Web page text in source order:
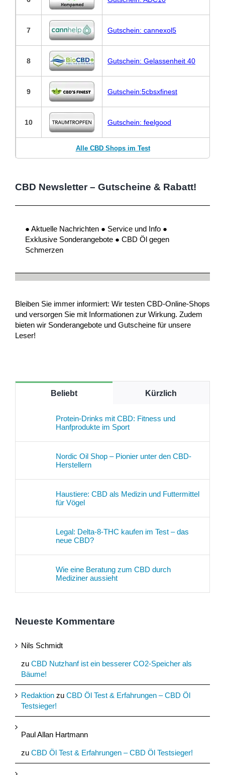
7 Gutschein: cannexol5
8 Gutschein: Gelassenheit 40
9 Gutschein:5cbsxfinest
10 Gutschein: feelgood
Alle CBD Shops im Test
CBD Newsletter – Gutscheine & Rabatt!
● Aktuelle Nachrichten ● Service und Info ●
Exklusive Sonderangebote ● CBD Öl gegen
Schmerzen
Bleiben Sie immer informiert: Wir testen CBD-Online-Shops
und versorgen Sie mit Informationen zur Wirkung. Zudem
bieten wir Sonderangebote und Gutscheine für unsere
Leser!
Beliebt Kürzlich
Protein-Drinks mit CBD: Fitness und
Hanfprodukte im Sport
Nordic Oil Shop – Pionier unter den CBD-
Herstellern
Haustiere: CBD als Medizin und Futtermittel
für Vögel
Legal: Delta-8-THC kaufen im Test – das
neue CBD?
Wie eine Beratung zum CBD durch
Mediziner aussieht
Neueste Kommentare
Nils Schmidt
zu CBD Nutzhanf ist ein besserer CO2-Speicher als
Bäume!
Redaktion zu CBD Öl Test & Erfahrungen – CBD Öl
Testsieger!
Paul Allan Hartmann
zu CBD Öl Test & Erfahrungen – CBD Öl Testsieger!